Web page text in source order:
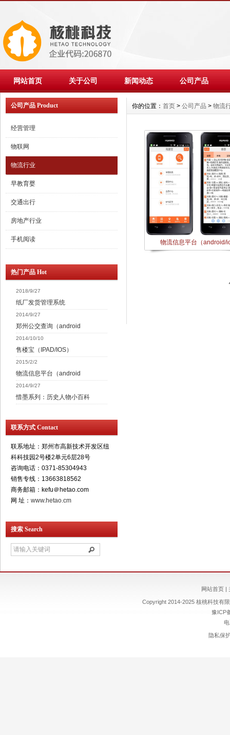
网站首页 关于公司 新闻动态 公司产品
公司产品 Product
经营管理
物联网
物流行业
早教育婴
交通出行
房地产行业
手机阅读
热门产品 Hot
2018/9/27
纸厂发货管理系统
2014/9/27
郑州公交查询（android
2014/10/10
售楼宝（IPAD/IOS）
2015/2/2
物流信息平台（android
2014/9/27
惜墨系列：历史人物小百科
联系方式 Contact
联系地址：郑州市高新技术开发区纽
科科技园2号楼2单元6层28号
咨询电话：0371-85304943
销售专线：13663818562
商务邮箱：kefu＠hetao.com
网 址： www.hetao.cm
搜索 Search
你的位置： 首页 > 公司产品 > 物流
物流信息平台（android/
网站首页|
Copyright 2014-2025 核桃科技有
豫ICP
隐私保